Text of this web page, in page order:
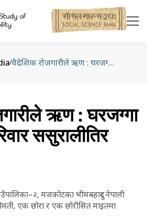
/ वैदेशिक रोजगारीले ऋण : घरजग्गा साहुलाई, परिवार ससुरालीतिर
ऋण : घरजग्गा
ससुरालीतिर
मजकोटका भीमबहादुर नेपाली
एक छोरा र एक छोरीसित माइतमा